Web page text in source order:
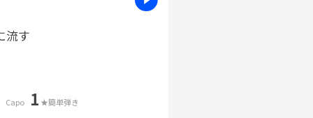
流す
Capo 1 ★簡単弾き